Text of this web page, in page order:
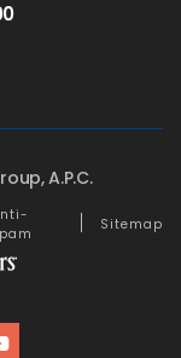
A.P.C.
Sitemap